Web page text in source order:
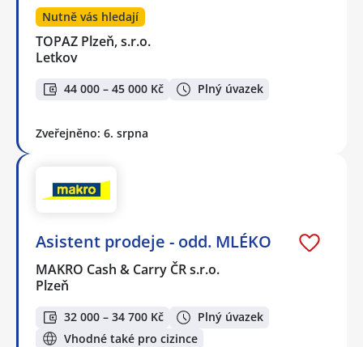
Nutně vás hledají
TOPAZ Plzeň, s.r.o.
Letkov
44 000 – 45 000 Kč Plný úvazek
Zveřejněno: 6. srpna
Asistent prodeje - odd. MLÉKO
MAKRO Cash & Carry ČR s.r.o.
Plzeň
32 000 – 34 700 Kč
Plný úvazek
Vhodné také pro cizince